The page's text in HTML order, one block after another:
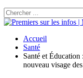
Accueil
Santé
Santé et
nouveau visage